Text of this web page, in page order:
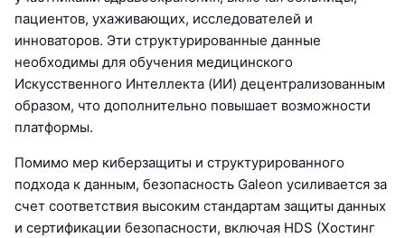
пациентов, ухаживающих, исследователей и
инноваторов. Эти структурированные данные
необходимы для обучения медицинского
Искусственного Интеллекта (ИИ) децентрализованным
образом, что дополнительно повышает возможности
платформы.
Помимо мер киберзащиты и структурированного
подхода к данным, безопасность Galeon усиливается за
счет соответствия высоким стандартам защиты данных
и сертификации безопасности, включая HDS (Хостинг